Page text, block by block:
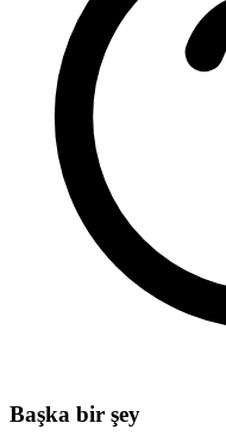
Başka bir şey